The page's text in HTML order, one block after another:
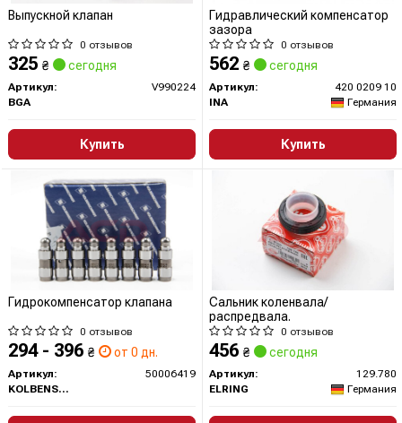
Выпускной клапан
0 отзывов
325 ₴ сегодня
Артикул:
V990224
BGA
Купить
Гидравлический компенсатор
зазора
0 отзывов
562 ₴ сегодня
Артикул:
420 0209 10
INA
Германия
Купить
Гидрокомпенсатор клапана
0 отзывов
294 - 396 ₴ от 0 дн.
Артикул:
50006419
KOLBENSCHMIDT
Сальник коленвала/
распредвала.
0 отзывов
456 ₴ сегодня
Артикул:
129.780
ELRING
Германия